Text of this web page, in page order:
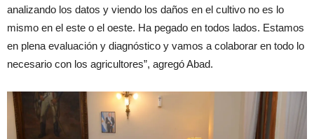
analizando los datos y viendo los daños en el cultivo no es lo
mismo en el este o el oeste. Ha pegado en todos lados. Estamos
en plena evaluación y diagnóstico y vamos a colaborar en todo lo
necesario con los agricultores”, agregó Abad.